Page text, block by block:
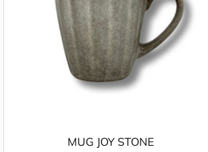
MUG JOY STONE